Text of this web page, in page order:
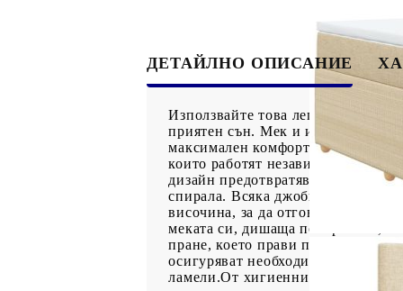
ДЕТАЙЛНО ОПИСАНИЕ
Използвайте това легло с
приятен сън. Мек и издръжлив
максимален комфорт и
които работят независимо, за да
дизайн предотвратява
спирала. Всяка джобна пружина
височина, за да отговаря на
меката си, дишаща повърхност,
пране, което прави поддръжката
осигуряват необходимата опора
ламели.От хигиенни съображения